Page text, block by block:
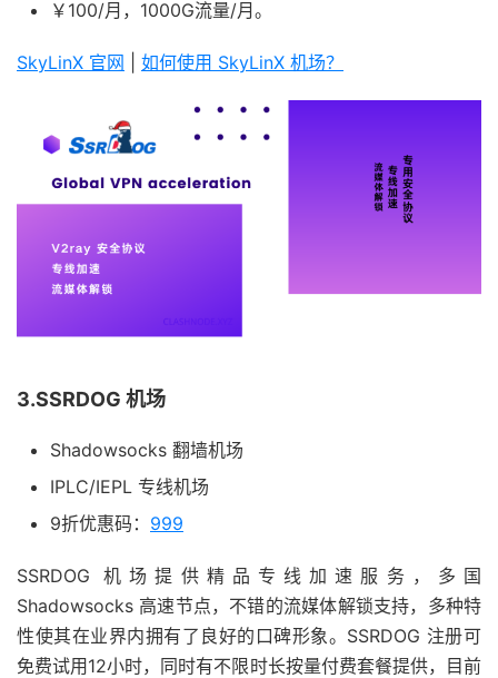
￥100/月，1000G流量/月。
SkyLinX 官网 如何使用 SkyLinX 机场？
3.SSRDOG 机场
Shadowsocks 翻墙机场
IPLC/IEPL 专线机场
9折优惠码： 999
SSRDOG 机场提供精品专线加速服务，多国
Shadowsocks 高速节点，不错的流媒体解锁支持，多种特
性使其在业界内拥有了良好的口碑形象。SSRDOG 注册可
免费试用12小时，同时有不限时长按量付费套餐提供，目前